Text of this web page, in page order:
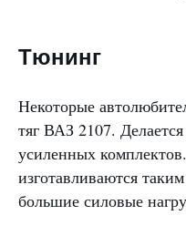
Тюнинг
Некоторые
тяг ВАЗ 2107.
усиленных
изготавливаются
большие силовые